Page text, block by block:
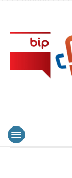
Menu
główne
Otwórz